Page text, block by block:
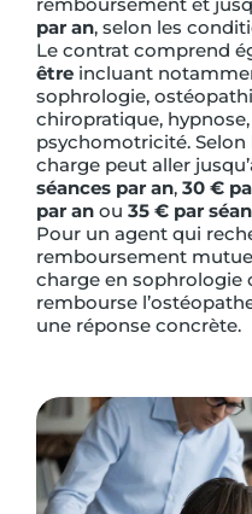
par an, selon les
Le contrat comprend
être incluant
sophrologie,
chiropratique,
psychomotricité. Selon
charge peut aller
séances par an, 30 €
par an ou 35 € par
Pour un agent qui
remboursement
charge en sophrologie
rembourse
une réponse concrète.